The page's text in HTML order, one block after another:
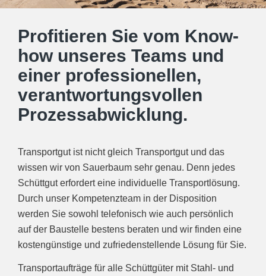
Profitieren Sie vom Know-
how unseres Teams und
einer professionellen,
verantwortungs­vollen
Prozess­abwicklung.
Transportgut ist nicht gleich Transportgut und das
wissen wir von Sauerbaum sehr genau. Denn jedes
Schüttgut erfordert eine individuelle Transportlösung.
Durch unser Kompetenzteam in der Disposition
werden Sie sowohl telefonisch wie auch persönlich
auf der Baustelle bestens beraten und wir finden eine
kostengünstige und zufriedenstellende Lösung für Sie.
Transportaufträge für alle Schüttgüter mit Stahl- und